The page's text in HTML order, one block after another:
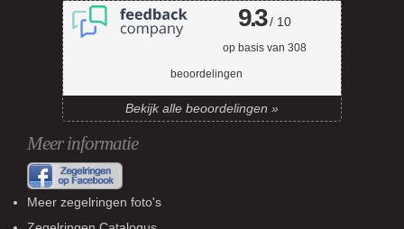
9.3/ 10
op basis van 308
beoordelingen
Bekijk alle beoordelingen »
Meer informatie
Meer zegelringen foto's